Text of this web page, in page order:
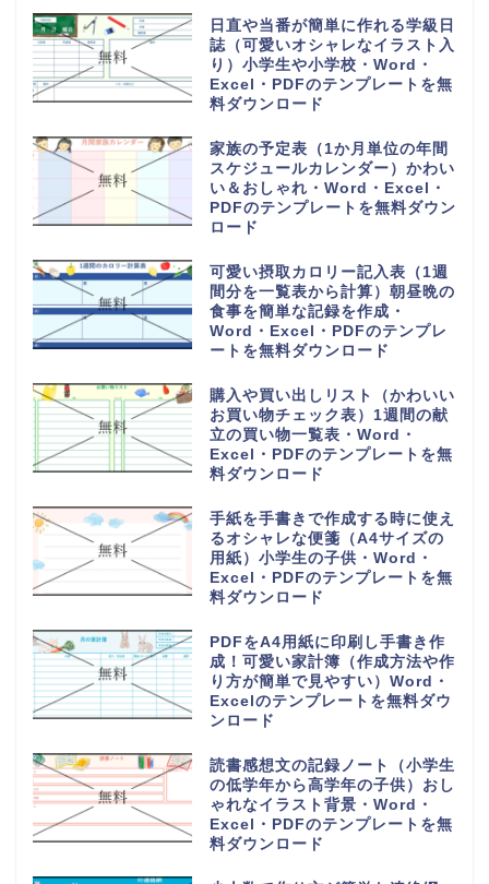
6分割でわかりやすい電話や来社
に対応した伝言メモ（対応した内
容を簡単に作成）Word・
Excel・PDFのテンプレートを無
電話や来客の伝言対応メモ
（ExcelやWordで電話・来社・
メールに編集）見やすく使える・
Word・Excel・PDFのテンプレ
体重測定の記録表（グラフやチャ
ートで簡単に移行一覧表を作成）
可愛い手書き・Word・Excel・
PDFのテンプレートを無料ダウン
持っていくものやメモ付きの時間
割表（小学生・小学校の勉強や授
業の科目で手作りが簡単）
Word・Excel・PDFのテンプレ
日直や当番が簡単に作れる学級日
誌（可愛いオシャレなイラスト入
り）小学生や小学校・Word・
Excel・PDFのテンプレートを無
家族の予定表（1か月単位の年間
スケジュールカレンダー）かわい
い＆おしゃれ・Word・Excel・
PDFのテンプレートを無料ダウン
可愛い摂取カロリー記入表（1週
間分を一覧表から計算）朝昼晩の
食事を簡単な記録を作成・
Word・Excel・PDFのテンプレ